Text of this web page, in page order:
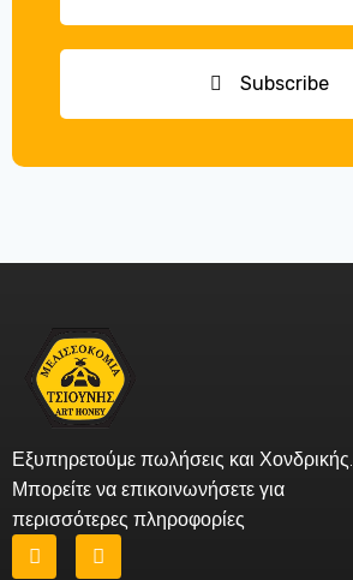
Subscribe
Εξυπηρετούμε πωλήσεις και Χονδρικής.
Μπορείτε να επικοινωνήσετε για
περισσότερες πληροφορίες